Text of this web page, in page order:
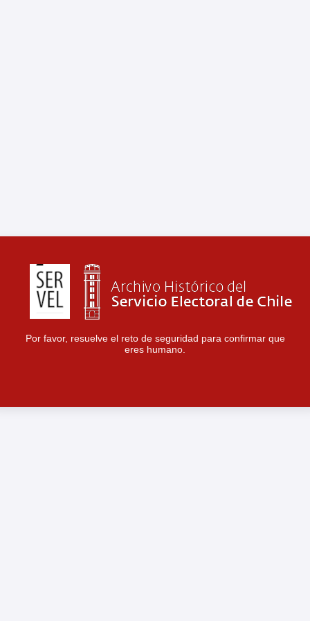
Por favor, resuelve el reto de seguridad para confirmar que
eres humano.